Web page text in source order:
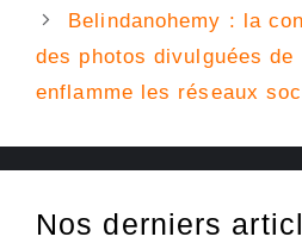
Belindanohemy : la
des photos divulguées de
enflamme les réseaux
Nos derniers